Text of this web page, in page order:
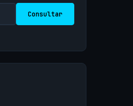
Consultar